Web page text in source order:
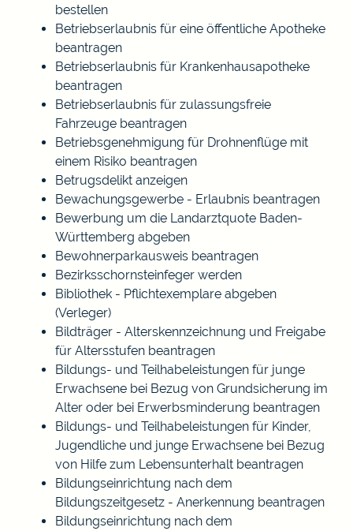
bestellen
Betriebserlaubnis für eine öffentliche Apotheke
beantragen
Betriebserlaubnis für Krankenhausapotheke
beantragen
Betriebserlaubnis für zulassungsfreie
Fahrzeuge beantragen
Betriebsgenehmigung für Drohnenflüge mit
einem Risiko beantragen
Betrugsdelikt anzeigen
Bewachungsgewerbe - Erlaubnis beantragen
Bewerbung um die Landarztquote Baden-
Württemberg abgeben
Bewohnerparkausweis beantragen
Bezirksschornsteinfeger werden
Bibliothek - Pflichtexemplare abgeben
(Verleger)
Bildträger - Alterskennzeichnung und Freigabe
für Altersstufen beantragen
Bildungs- und Teilhabeleistungen für junge
Erwachsene bei Bezug von Grundsicherung im
Alter oder bei Erwerbsminderung beantragen
Bildungs- und Teilhabeleistungen für Kinder,
Jugendliche und junge Erwachsene bei Bezug
von Hilfe zum Lebensunterhalt beantragen
Bildungseinrichtung nach dem
Bildungszeitgesetz - Anerkennung beantragen
Bildungseinrichtung nach dem